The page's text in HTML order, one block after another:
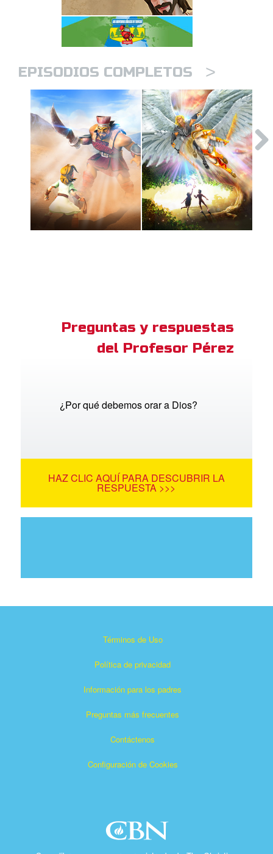
EPISODIOS COMPLETOS >
Preguntas y respuestas
del Profesor Pérez
¿Por qué debemos orar a Dios?
HAZ CLIC AQUÍ PARA DESCUBRIR LA
RESPUESTA >>>
Términos de Uso
Política de privacidad
Información para los padres
Preguntas más frecuentes
Contáctenos
Configuración de Cookies